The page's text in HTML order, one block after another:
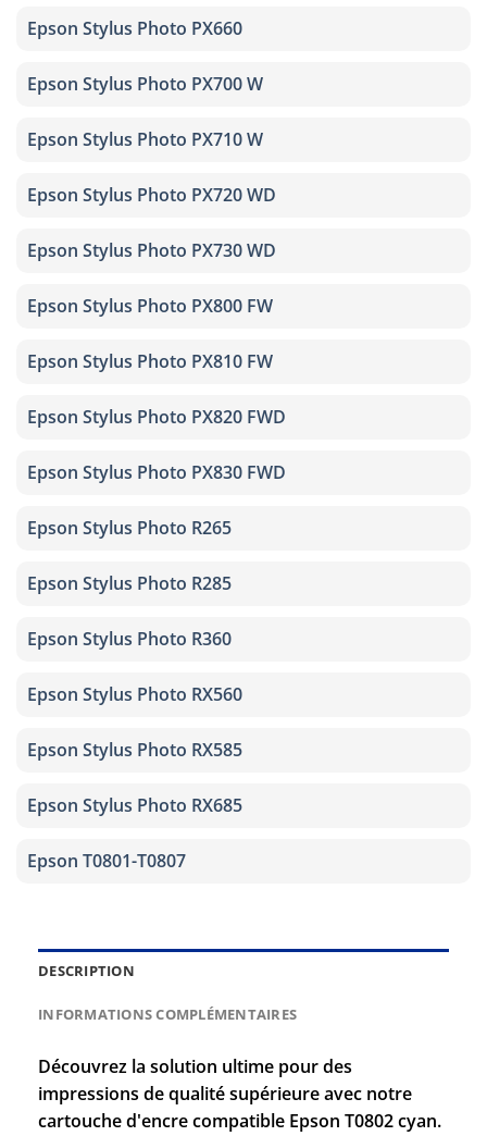
Epson Stylus Photo PX660
Epson Stylus Photo PX700 W
Epson Stylus Photo PX710 W
Epson Stylus Photo PX720 WD
Epson Stylus Photo PX730 WD
Epson Stylus Photo PX800 FW
Epson Stylus Photo PX810 FW
Epson Stylus Photo PX820 FWD
Epson Stylus Photo PX830 FWD
Epson Stylus Photo R265
Epson Stylus Photo R285
Epson Stylus Photo R360
Epson Stylus Photo RX560
Epson Stylus Photo RX585
Epson Stylus Photo RX685
Epson T0801-T0807
DESCRIPTION
INFORMATIONS COMPLÉMENTAIRES
Découvrez la solution ultime pour des
impressions de qualité supérieure avec notre
cartouche d'encre compatible Epson T0802 cyan.